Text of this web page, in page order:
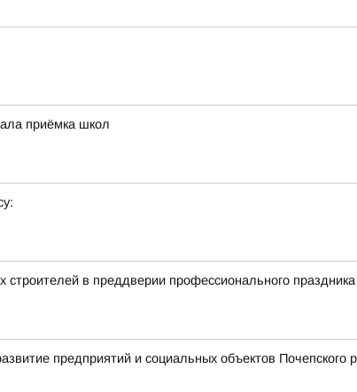
приёмка школ
строителей в преддверии профессионального праздника
предприятий и социальных объектов Почепского